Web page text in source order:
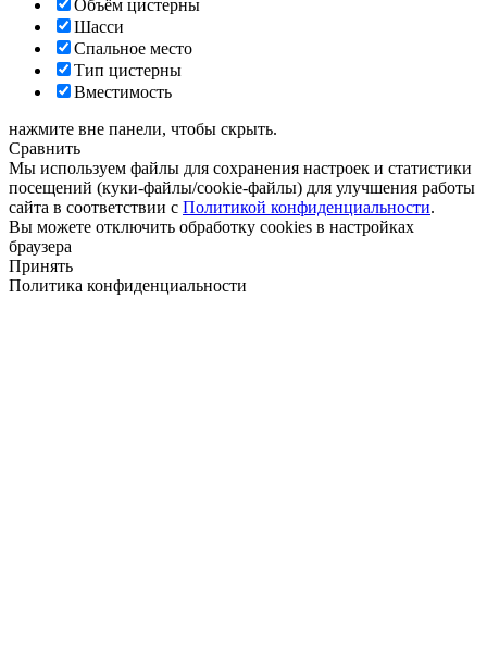
Объём цистерны
Шасси
Спальное место
Тип цистерны
Вместимость
нажмите вне панели, чтобы скрыть.
Сравнить
Мы используем файлы для сохранения настроек и статистики
посещений (куки-файлы/cookie-файлы) для улучшения работы
сайта в соответствии с Политикой конфиденциальности.
Вы можете отключить обработку cookies в настройках
браузера
Принять
Политика конфиденциальности